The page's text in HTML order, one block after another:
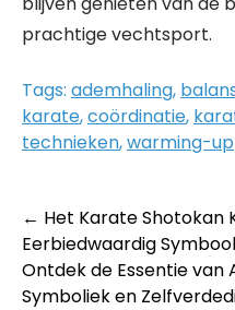
prachtige vechtsport.
Tags: ademhaling,
karate,coördinatie,
technieken,warming-up
Post
navigation
← Het Karate Shotokan
Eerbiedwaardig
Ontdek de Essentie van
Symboliek en